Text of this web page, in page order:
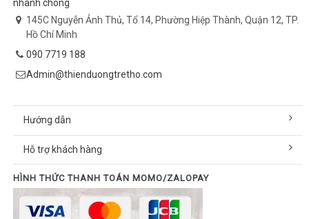
nhanh chóng
145C Nguyễn Ảnh Thủ, Tổ 14, Phường Hiệp Thành, Quận 12, TP.
Hồ Chí Minh
090 7719 188
Admin@thienduongtretho.com
Hướng dẫn
Hỗ trợ khách hàng
HÌNH THỨC THANH TOÁN MOMO/ZALOPAY